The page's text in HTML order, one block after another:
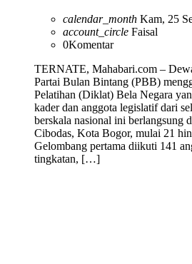
calendar_month Kam, 25
account_circle Faisal
0Komentar
TERNATE, Mahabari.com –
Partai Bulan Bintang (PBB)
Pelatihan (Diklat) Bela Negara
kader dan anggota legislatif dari
berskala nasional ini berlangsung
Cibodas, Kota Bogor, mulai 21
Gelombang pertama diikuti 141
tingkatan, […]